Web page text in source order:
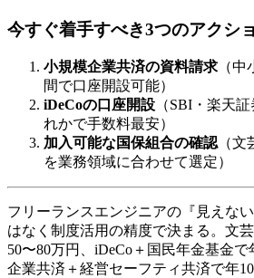
今すぐ着手すべき3つのアクシ
小規模企業共済の資料請求（中
間で口座開設可能）
iDeCoの口座開設 （SBI・楽天
れかで手数料最安）
加入可能な国保組合の確認（文
を業務領域に合わせて選定）
フリーランスエンジニアの『見えな
はなく制度活用の精度で決まる。文
50〜80万円、iDeCo＋国民年金基金
企業共済＋経営セーフティ共済で年